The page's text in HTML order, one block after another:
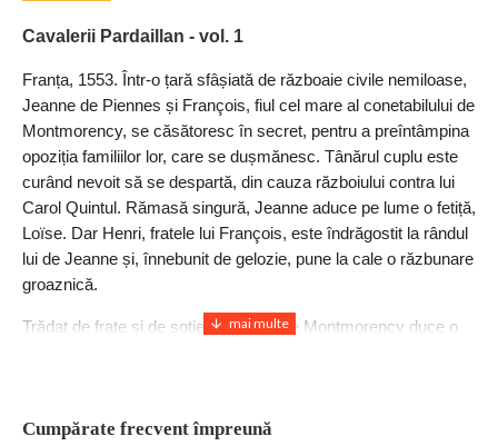
Cavalerii Pardaillan - vol. 1
Franța, 1553. Într-o țară sfâșiată de războaie civile nemiloase,
Jeanne de Piennes și François, fiul cel mare al conetabilului de
Montmorency, se căsătoresc în secret, pentru a preîntâmpina
opoziția familiilor lor, care se dușmănesc. Tânărul cuplu este
curând nevoit să se despartă, din cauza războiului contra lui
Carol Quintul. Rămasă singură, Jeanne aduce pe lume o fetiță,
Loïse. Dar Henri, fratele lui François, este îndrăgostit la rândul
lui de Jeanne și, înnebunit de gelozie, pune la cale o răzbunare
groaznică.
Trădat de frate și de soție, François de Montmorency duce o
regăsească soția și să își cunoască fiica? Caterina de Medici
Cumpărate frecvent împreună